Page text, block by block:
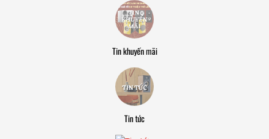
Tin khuyến mãi
Tin tức